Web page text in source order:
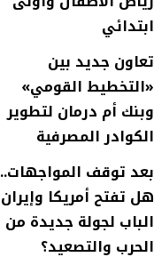
ابتدائي
تعاون جديد بين
«التخطيط القومي»
وبنك أم درمان لتطوير
الكوادر المصرفية
بعد توقف المواجهات..
هل تفتح أمريكا وإيران
الباب لجولة جديدة من
الحرب والتصعيد؟